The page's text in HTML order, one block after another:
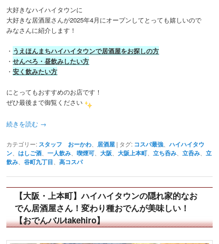
大好きなハイハイタウンに
大好きな居酒屋さんが2025年4月にオープンしてとっても嬉しいので
みなさんに紹介します！
・ うえほんまちハイハイタウンで居酒屋をお探しの方
・せんべろ・昼飲みしたい方
・安く飲みたい方
にとってもおすすめのお店です！
ぜひ最後まで御覧ください
続きを読む →
カテゴリー: スタッフ おーかわ 居酒屋 | タグ: コスパ最強 、ハイハイタウ
ン 、はしご酒 、一人飲み 、喫煙可 、大阪 、大阪上本町、立ち呑み 、立呑み 、立
飲み 、谷町九丁目 、高コスパ
【大阪・上本町】ハイハイタウンの隠れ家的なお
でん居酒屋さん！変わり種おでんが美味しい！
【おでんバルtakehiro】